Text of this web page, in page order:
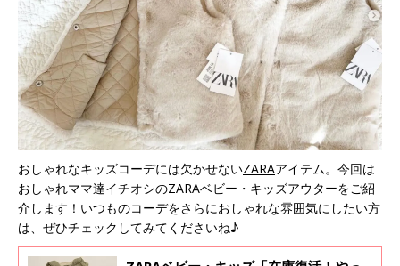
おしゃれなキッズコーデには欠かせないZARAアイテム。今回は
おしゃれママ達イチオシのZARAベビー・キッズアウターをご紹
介します！いつものコーデをさらにおしゃれな雰囲気にしたい方
は、ぜひチェックしてみてくださいね♪